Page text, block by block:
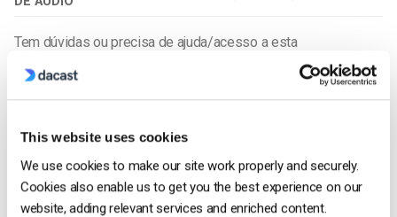
This website uses cookies
We use cookies to make our site work properly and securely.
Cookies also enable us to get you the best experience on our
website, adding relevant services and enriched content.
Tem dúvidas ou precisa de ajuda/acesso a esta
funcionalidade? Por favor,
Ainda não é um utilizador Dacast e está interessado em
Começar Gratuitamente